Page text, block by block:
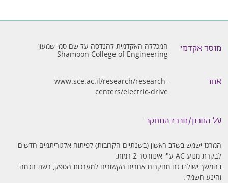
מוסד אקדמי המכללה האקדמית להנדסה על שם סמי שמעון
Shamoon College of Engineering
אתר
www.sce.ac.il/research/research-
centers/electric-drive
על המכון/מרכז המחקר
המרכז ישמש בשלב ראשון (בשנתיים הקרובות) לפיתוח אלגוריתמים חדשים
לבקרת מנוע AC ע"י אינוורטר 2 רמות.
בהמשך ישולבו גם מחקרים אחרים הקשורים למערכות הספק, רשת חכמה
והינע חשמלי.